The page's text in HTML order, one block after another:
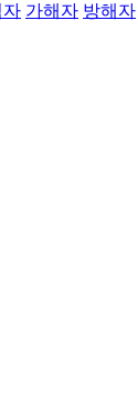
자 가해자 방해자